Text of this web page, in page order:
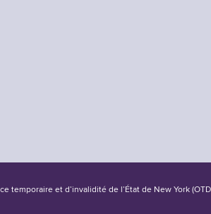
temporaire et d’invalidité de l’État de New York